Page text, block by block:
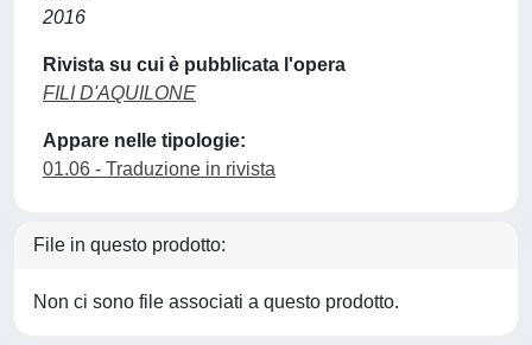
2016
Rivista su cui è pubblicata l'opera
FILI D'AQUILONE
Appare nelle tipologie:
01.06 - Traduzione in rivista
File in questo prodotto:
Non ci sono file associati a questo prodotto.